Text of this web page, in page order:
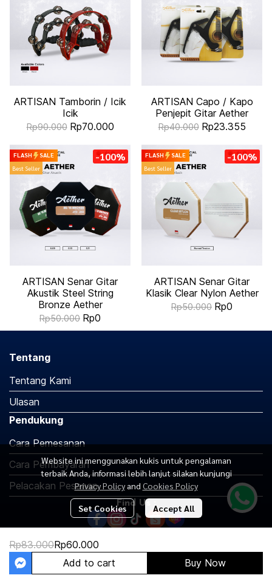
ARTISAN Tamborin / Icik
Icik
Rp90.000 Rp70.000
ARTISAN Capo / Kapo
Penjepit Gitar Aether
Rp40.000 Rp23.355
FLASH
SALE
Best Seller
-100%
ARTISAN Senar Gitar
Akustik Steel String
Bronze Aether
Rp50.000 Rp0
FLASH
SALE
Best Seller
-100%
ARTISAN Senar Gitar
Klasik Clear Nylon Aether
Rp50.000 Rp0
Rp83.000Rp60.000
Add to cart
Buy Now
Website ini menggunakan kukis untuk pengalaman
terbaik Anda, informasi lebih lanjut silakan kunjungi
Privacy Policy and Cookies Policy
Set Cookies Accept All
Tentang
Tentang Kami
Ulasan
Pendukung
Cara Pemesanan
Cara Pembayaran
Pelacakan Pesanan
Find Us :
Copyright 2026 | All Rights Reserved | Powered by MWE
Powered By MakeWebEasy